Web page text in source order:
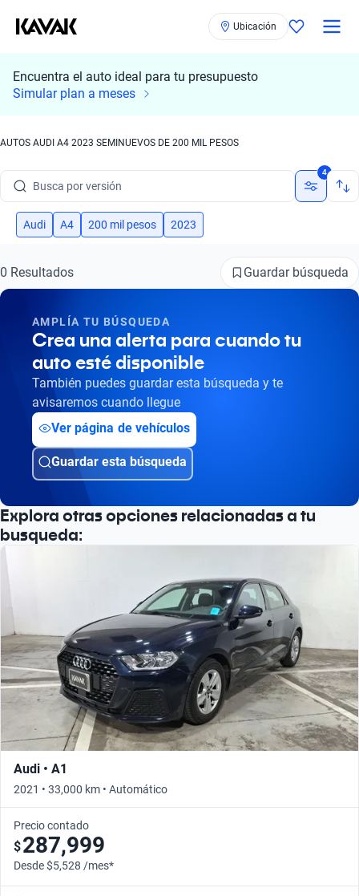
Ubicación
Encuentra el auto ideal para tu presupuesto
Simular plan a meses
AUTOS AUDI A4 2023 SEMINUEVOS DE 200 MIL PESOS
Busca por modelo
Busca por versión
Busca por año
Busca por versión
Busca por año
4
Audi A4 200 mil pesos 2023
0 Resultados Guardar búsqueda
AMPLÍA TU BÚSQUEDA
Crea una alerta para cuando tu
auto esté disponible
También puedes guardar esta búsqueda y te
avisaremos cuando llegue
Ver página de vehículos
Guardar esta búsqueda
Explora otras opciones relacionadas a tu
busqueda:
Audi • A1
2021 • 33,000 km • Automático
Precio contado
$287,999
Desde $5,528 /mes*